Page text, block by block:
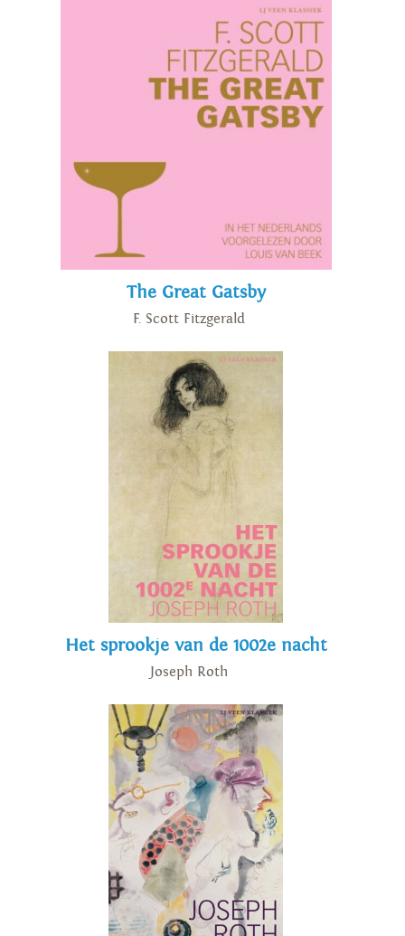
The Great Gatsby
F. Scott Fitzgerald
Het sprookje van de 1002e nacht
Joseph Roth